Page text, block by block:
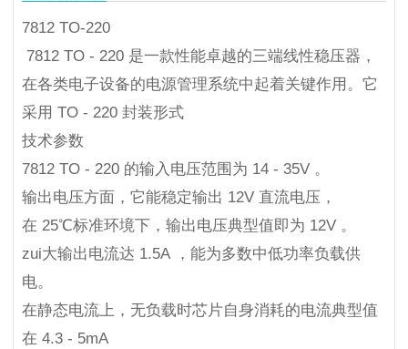
7812 TO-220
7812 TO - 220 是一款性能卓越的三端线性稳压器，
在各类电子设备的电源管理系统中起着关键作用。它
采用 TO - 220 封装形式
技术参数
7812 TO - 220 的输入电压范围为 14 - 35V 。
输出电压方面，它能稳定输出 12V 直流电压，
在 25℃标准环境下，输出电压典型值即为 12V 。
zui大输出电流达 1.5A ，能为多数中低功率负载供
电。
在静态电流上，无负载时芯片自身消耗的电流典型值
在 4.3 - 5mA